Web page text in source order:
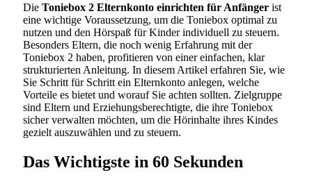
Die Toniebox 2 Elternkonto einrichten für Anfänger ist
eine wichtige Voraussetzung, um die Toniebox optimal zu
nutzen und den Hörspaß für Kinder individuell zu steuern.
Besonders Eltern, die noch wenig Erfahrung mit der
Toniebox 2 haben, profitieren von einer einfachen, klar
strukturierten Anleitung. In diesem Artikel erfahren Sie, wie
Sie Schritt für Schritt ein Elternkonto anlegen, welche
Vorteile es bietet und worauf Sie achten sollten. Zielgruppe
sind Eltern und Erziehungsberechtigte, die ihre Toniebox
sicher verwalten möchten, um die Hörinhalte ihres Kindes
gezielt auszuwählen und zu steuern.
Das Wichtigste in 60 Sekunden